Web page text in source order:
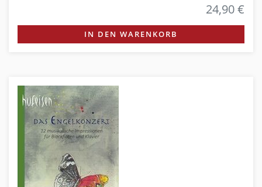
24,90 €
IN DEN WARENKORB